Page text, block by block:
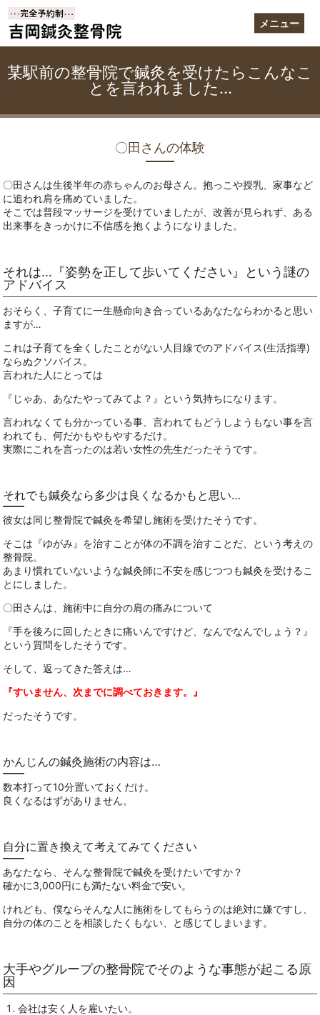
メニュー
某駅前の整骨院で鍼灸を受けたらこんなこ
とを言われました…
〇田さんの体験
〇田さんは生後半年の赤ちゃんのお母さん。抱っこや授乳、家事など
に追われ肩を痛めていました。
そこでは普段マッサージを受けていましたが、改善が見られず、ある
出来事をきっかけに不信感を抱くようになりました。
それは…『姿勢を正して歩いてください』という謎の
アドバイス
おそらく、子育てに一生懸命向き合っているあなたならわかると思い
ますが…
これは子育てを全くしたことがない人目線でのアドバイス(生活指導)
ならぬクソバイス。
言われた人にとっては
『じゃあ、あなたやってみてよ？』という気持ちになります。
言われなくても分かっている事、言われてもどうしようもない事を言
われても、何だかもやもやするだけ。
実際にこれを言ったのは若い女性の先生だったそうです。
それでも鍼灸なら多少は良くなるかもと思い…
彼女は同じ整骨院で鍼灸を希望し施術を受けたそうです。
そこは『ゆがみ』を治すことが体の不調を治すことだ、という考えの
整骨院。
あまり慣れていないような鍼灸師に不安を感じつつも鍼灸を受けるこ
とにしました。
〇田さんは、施術中に自分の肩の痛みについて
『手を後ろに回したときに痛いんですけど、なんでなんでしょう？』
という質問をしたそうです。
そして、返ってきた答えは…
『すいません、次までに調べておきます。』
だったそうです。
かんじんの鍼灸施術の内容は…
数本打って10分置いておくだけ。
良くなるはずがありません。
自分に置き換えて考えてみてください
あなたなら、そんな整骨院で鍼灸を受けたいですか？
確かに3,000円にも満たない料金で安い。
けれども、僕ならそんな人に施術をしてもらうのは絶対に嫌ですし、
自分の体のことを相談したくもない、と感じてしまいます。
大手やグループの整骨院でそのような事態が起こる原
因
会社は安く人を雇いたい。